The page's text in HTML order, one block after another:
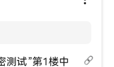
间的最小间隔